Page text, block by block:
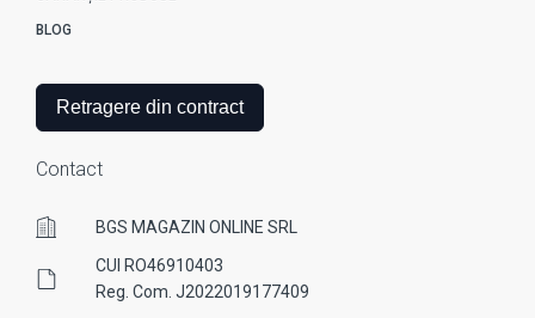
BLOG
Retragere din contract
Contact
BGS MAGAZIN ONLINE SRL
CUI RO46910403
Reg. Com. J2022019177409